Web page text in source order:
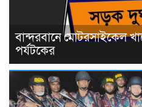
বান্দরবানে মোটরসাইকেল
পর্যটকের